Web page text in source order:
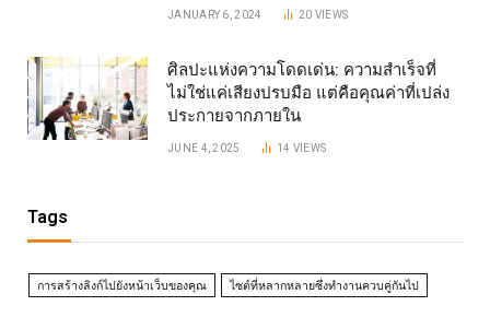
JANUARY 6, 2024 20 VIEWS
ศิลปะแห่งความโดดเด่น: ความสำเร็จที่
ไม่ใช่แค่เสียงปรบมือ แต่คือคุณค่าที่เปล่ง
ประกายจากภายใน
JUNE 4, 2025 14 VIEWS
Tags
การสร้างลิงก์ไปยังหน้าเว็บของคุณ ไซต์ที่หลากหลายซึ่งทำงานควบคู่กันไป